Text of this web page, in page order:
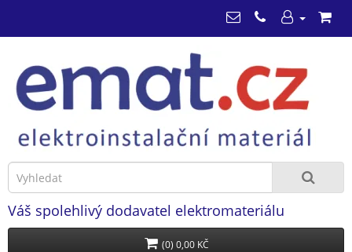
Váš spolehlivý dodavatel elektromateriálu
(0) 0,00 KČ